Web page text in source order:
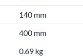
140 mm
400 mm
0.69 kg